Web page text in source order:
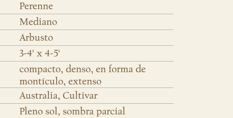
Perenne
Mediano
Arbusto
3-4' x 4-5'
compacto, denso, en forma de
montículo, extenso
Australia, Cultivar
Pleno sol, sombra parcial